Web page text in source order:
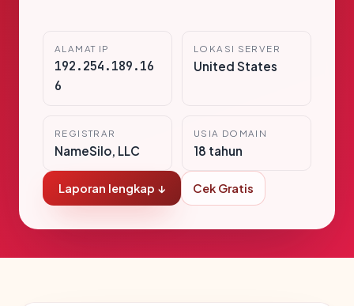
ALAMAT IP
192.254.189.16
6
LOKASI SERVER
United States
REGISTRAR
NameSilo, LLC
USIA DOMAIN
18 tahun
Laporan lengkap ↓ Cek Gratis